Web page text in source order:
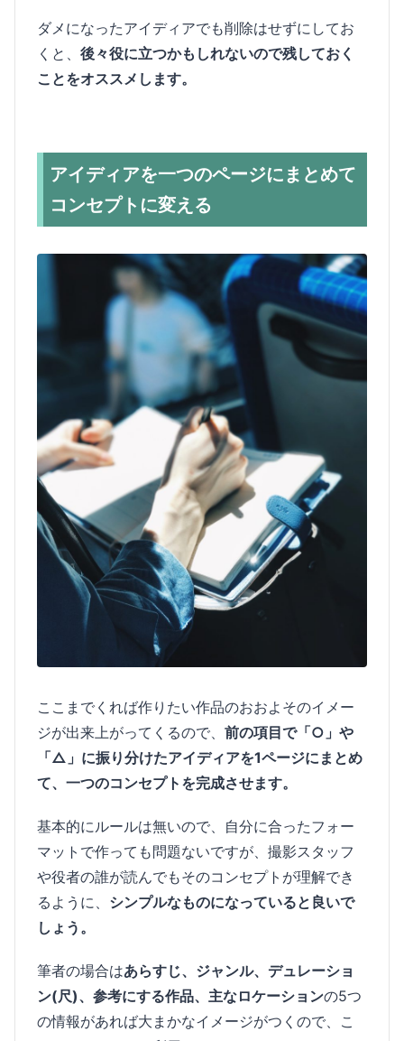
ダメになったアイディアでも削除はせずにしてお
くと、 後々役に立つかもしれないので残しておく
ことをオススメします。
アイディアを一つのページにまとめて
コンセプトに変える
ここまでくれば作りたい作品のおおよそのイメー
ジが出来上がってくるので、 前の項目で「○」や
「△」に振り分けたアイディアを1ページにまとめ
て、一つのコンセプトを完成させます。
基本的にルールは無いので、自分に合ったフォー
マットで作っても問題ないですが、撮影スタッフ
や役者の誰が読んでもそのコンセプトが理解でき
るように、 シンプルなものになっていると良いで
しょう。
筆者の場合はあらすじ、ジャンル、デュレーショ
ン(尺)、参考にする作品、主なロケーションの5つ
の情報があれば大まかなイメージがつくので、こ